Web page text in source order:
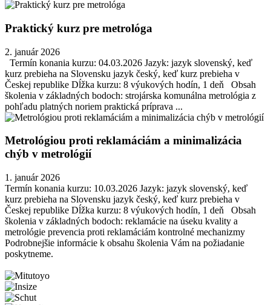
Praktický kurz pre metrológa
2. január 2026
Termín konania kurzu: 04.03.2026 Jazyk: jazyk slovenský, keď
kurz prebieha na Slovensku jazyk český, keď kurz prebieha v
Českej republike Dĺžka kurzu: 8 výukových hodín, 1 deň Obsah
školenia v základných bodoch: strojárska komunálna metrológia z
pohľadu platných noriem praktická príprava ...
Metrológiou proti reklamáciám a minimalizácia
chýb v metrológií
1. január 2026
Termín konania kurzu: 10.03.2026 Jazyk: jazyk slovenský, keď
kurz prebieha na Slovensku jazyk český, keď kurz prebieha v
Českej republike Dĺžka kurzu: 8 výukových hodín, 1 deň Obsah
školenia v základných bodoch: reklamácie na úseku kvality a
metrológie prevencia proti reklamáciám kontrolné mechanizmy
Podrobnejšie informácie k obsahu školenia Vám na požiadanie
poskytneme.